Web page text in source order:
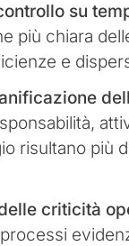
su
più chiara
e
risultano più
criticità
processi